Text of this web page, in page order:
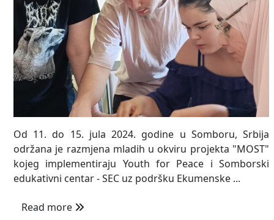
Od 11. do 15. jula 2024. godine u Somboru, Srbija
održana je razmjena mladih u okviru projekta "MOST"
kojeg implementiraju Youth for Peace i Somborski
edukativni centar - SEC uz podršku Ekumenske ...
Read more